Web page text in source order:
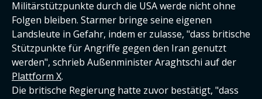
Militärstützpunkte durch die USA werde nicht ohne
Folgen bleiben. Starmer bringe seine eigenen
Landsleute in Gefahr, indem er zulasse, "dass britische
Stützpunkte für Angriffe gegen den Iran genutzt
werden", schrieb Außenminister Araghtschi auf der
Plattform X.
Die britische Regierung hatte zuvor bestätigt, "dass